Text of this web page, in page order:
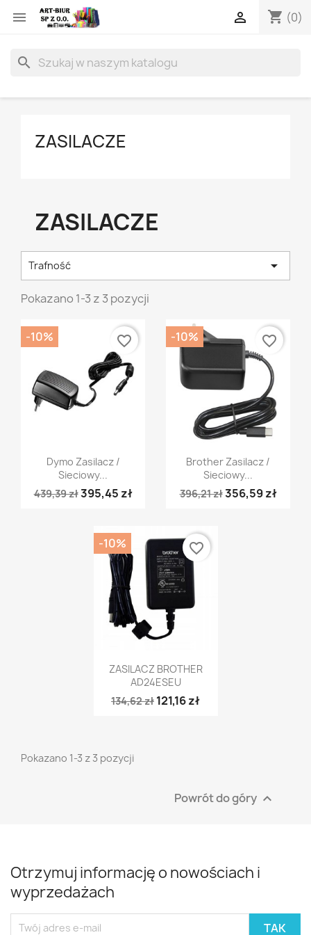
 shopping_cart (0)

search
ZASILACZE
ZASILACZE
Trafność 
Pokazano 1-3 z 3 pozycji
Szybki podgląd
Dymo Zasilacz /
Sieciowy...
439,39 zł395,45 zł
-10% favorite_border
Szybki podgląd
Brother Zasilacz /
Sieciowy...
396,21 zł356,59 zł
-10% favorite_border
Szybki podgląd
ZASILACZ BROTHER
AD24ESEU
134,62 zł 121,16 zł
-10% favorite_border
Pokazano 1-3 z 3 pozycji
Powrót do góry 
Otrzymuj informację o nowościach i
wyprzedażach